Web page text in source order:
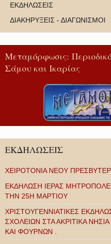
ΕΚΔΗΛΩΣΕΙΣ
ΔΙΑΚΗΡΥΞΕΙΣ - ΔΙΑΓΩΝΙΣΜΟΙ
Μεταμόρφωσις:
Σάμου και Ικαρίας
ΕΚΔΗΛΩΣΕΙΣ
ΧΕΙΡΟΤΟΝΙΑ ΝΕΟΥ
ΕΚΔΗΛΩΣΗ ΙΕΡΑΣ
ΤΗΝ 25Η ΜΑΡΤΙΟΥ
ΧΡΙΣΤΟΥΓΕΝΝΙΑΤΙΚΕΣ
ΣΧΟΛΕΙΩΝ ΣΤΑ ΑΚΡΙΤΙΚΑ
ΚΑΙ ΦΟΥΡΝΩΝ .